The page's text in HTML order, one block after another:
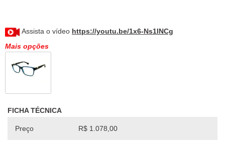
Assista o vídeo https://youtu.be/1x6-Ns1lNCg
Mais opções
FICHA TÉCNICA
Preço R$ 1.078,00